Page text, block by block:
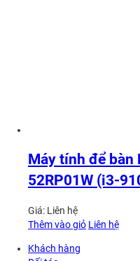
Máy tính để
52RP01W (i3-
Giá: Liên hệ
Thêm vào giỏ Liên hệ
Khách hàng